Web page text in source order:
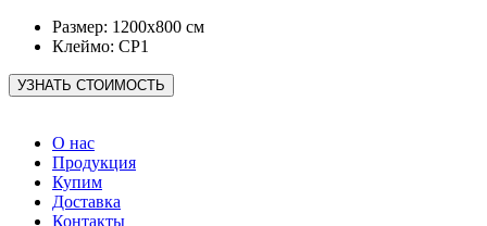
Размер: 1200х800 см
Клеймо: CP1
О нас
Продукция
Купим
Доставка
Контакты